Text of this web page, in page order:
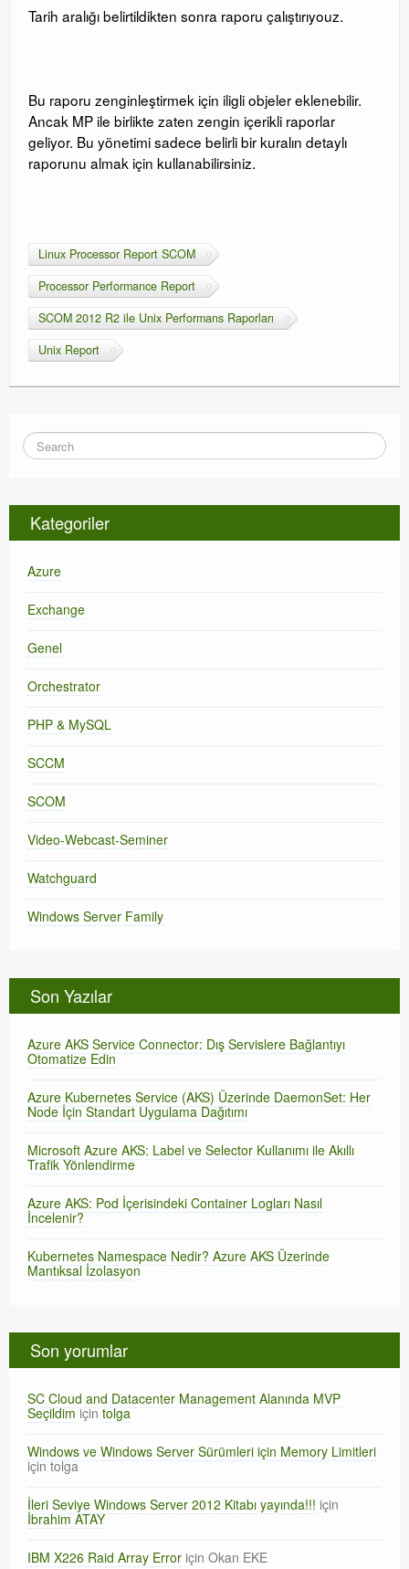
Tarih aralığı belirtildikten sonra raporu çalıştırıyouz.
Bu raporu zenginleştirmek için iligli objeler eklenebilir.
Ancak MP ile birlikte zaten zengin içerikli raporlar
geliyor. Bu yönetimi sadece belirli bir kuralın detaylı
raporunu almak için kullanabilirsiniz.
Linux Processor Report SCOM
Processor Performance Report
SCOM 2012 R2 ile Unix Performans Raporları
Unix Report
Kategoriler
Azure
Exchange
Genel
Orchestrator
PHP & MySQL
SCCM
SCOM
Video-Webcast-Seminer
Watchguard
Windows Server Family
Son Yazılar
Azure AKS Service Connector: Dış Servislere Bağlantıyı
Otomatize Edin
Azure Kubernetes Service (AKS) Üzerinde DaemonSet: Her
Node İçin Standart Uygulama Dağıtımı
Microsoft Azure AKS: Label ve Selector Kullanımı ile Akıllı
Trafik Yönlendirme
Azure AKS: Pod İçerisindeki Container Logları Nasıl
İncelenir?
Kubernetes Namespace Nedir? Azure AKS Üzerinde
Mantıksal İzolasyon
Son yorumlar
SC Cloud and Datacenter Management Alanında MVP
Seçildimiçintolga
Windows ve Windows Server Sürümleri için Memory Limitleri
içintolga
İleri Seviye Windows Server 2012 Kitabı yayında!!! için
İbrahim ATAY
IBM X226 Raid Array Error için Okan EKE